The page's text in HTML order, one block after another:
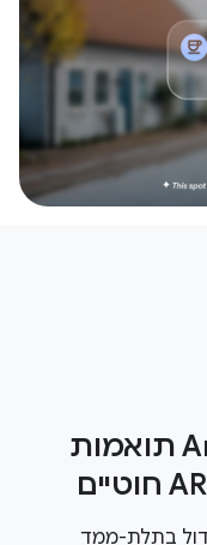
רוב אפליקציות Android תואמות
בתלת-ממד